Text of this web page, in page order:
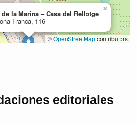
editoriales